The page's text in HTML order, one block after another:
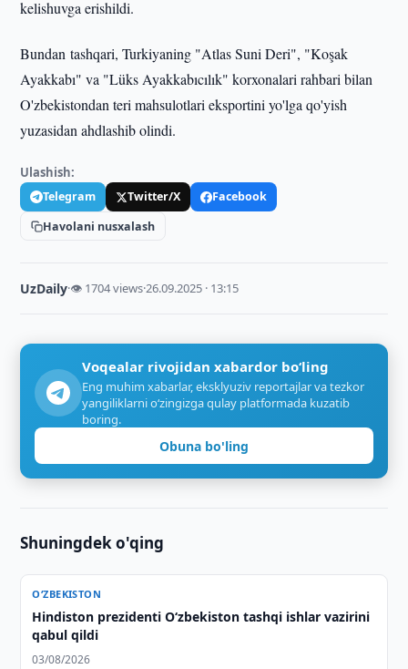
kelishuvga erishildi.
Bundan tashqari, Turkiyaning "Atlas Suni Deri", "Koşak
Ayakkabı" va "Lüks Ayakkabıcılık" korxonalari rahbari bilan
O'zbekistondan teri mahsulotlari eksportini yo'lga qo'yish
yuzasidan ahdlashib olindi.
Ulashish:
Telegram Twitter/X
Facebook
Havolani nusxalash
UzDaily·👁 1704 views·26.09.2025 · 13:15
Voqealar rivojidan xabardor bo‘ling
Eng muhim xabarlar, eksklyuziv reportajlar va tezkor
yangiliklarni o‘zingizga qulay platformada kuzatib
boring.
Obuna bo'ling
Shuningdek o'qing
O‘ZBEKISTON
Hindiston prezidenti O‘zbekiston tashqi ishlar vazirini
qabul qildi
03/08/2026